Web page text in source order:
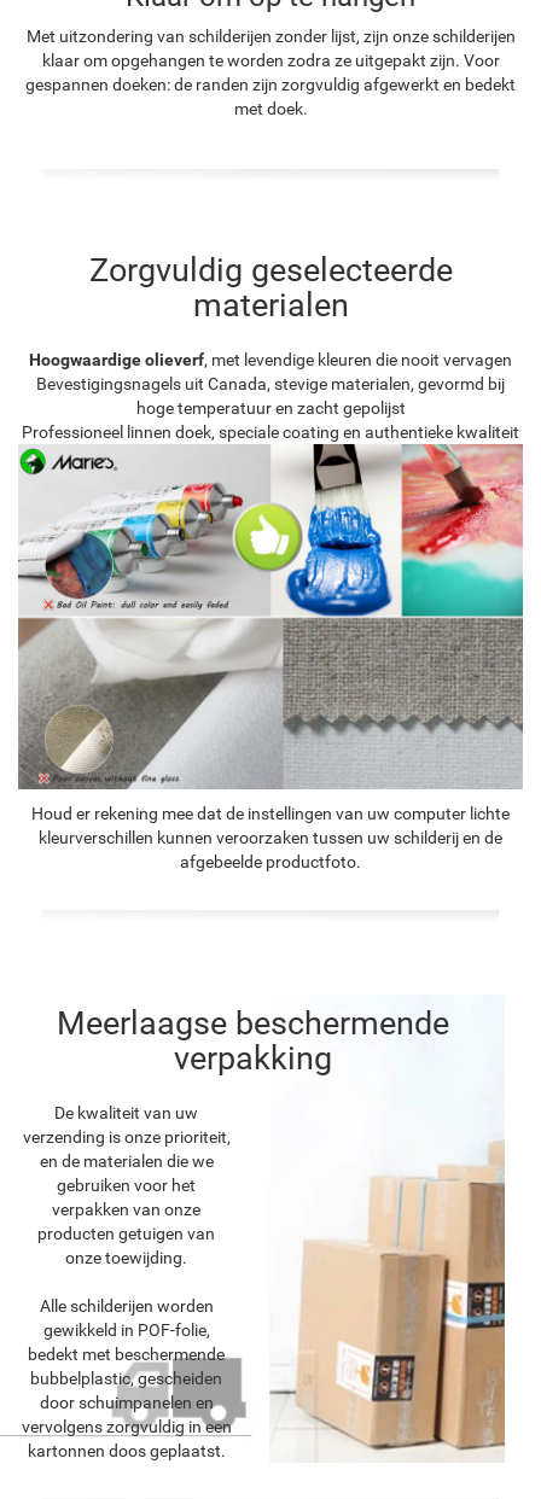
Met uitzondering van schilderijen zonder lijst, zijn onze schilderijen
klaar om opgehangen te worden zodra ze uitgepakt zijn. Voor
gespannen doeken: de randen zijn zorgvuldig afgewerkt en bedekt
met doek.
Zorgvuldig geselecteerde
materialen
Hoogwaardige olieverf, met levendige kleuren die nooit vervagen
Bevestigingsnagels uit Canada, stevige materialen, gevormd bij
hoge temperatuur en zacht gepolijst
Professioneel linnen doek, speciale coating en authentieke kwaliteit
Houd er rekening mee dat de instellingen van uw computer lichte
kleurverschillen kunnen veroorzaken tussen uw schilderij en de
afgebeelde productfoto.
Meerlaagse beschermende
verpakking
De kwaliteit van uw
verzending is onze prioriteit,
en de materialen die we
gebruiken voor het
verpakken van onze
producten getuigen van
onze toewijding.
Alle schilderijen worden
gewikkeld in POF-folie,
bedekt met beschermende
bubbelplastic, gescheiden
door schuimpanelen en
vervolgens zorgvuldig in een
kartonnen doos geplaatst.